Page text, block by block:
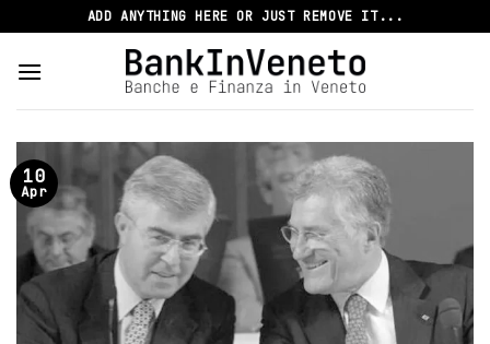
to
content
ADD ANYTHING HERE OR JUST REMOVE IT...
10
Apr